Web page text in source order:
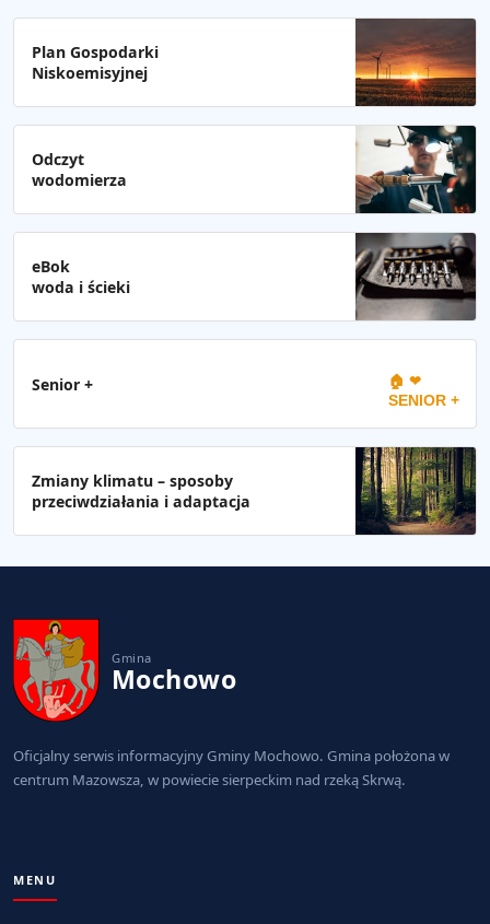
Plan Gospodarki
Niskoemisyjnej
Odczyt
wodomierza
eBok
woda i ścieki
Senior + 🏠 ❤
SENIOR +
Zmiany klimatu – sposoby
przeciwdziałania i adaptacja
Gmina
Mochowo
Oficjalny serwis informacyjny Gminy Mochowo. Gmina położona w
centrum Mazowsza, w powiecie sierpeckim nad rzeką Skrwą.
MENU